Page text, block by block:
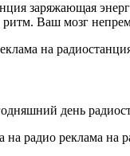
заряжающая
ритм. Ваш мозг
день